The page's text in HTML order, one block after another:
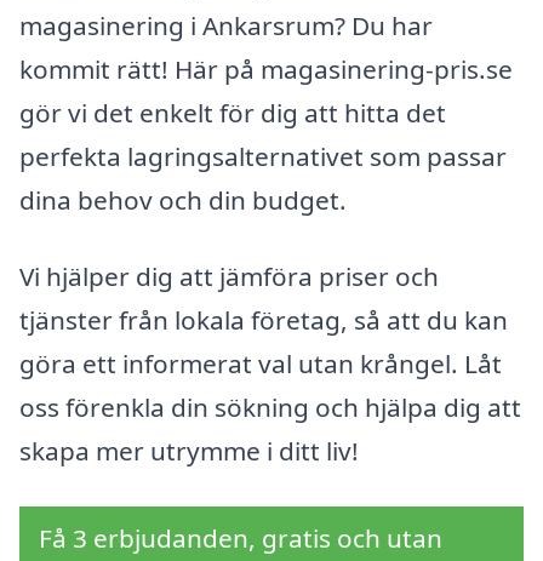
magasinering i Ankarsrum? Du har
kommit rätt! Här på magasinering-pris.se
gör vi det enkelt för dig att hitta det
perfekta lagringsalternativet som passar
dina behov och din budget.
Vi hjälper dig att jämföra priser och
tjänster från lokala företag, så att du kan
göra ett informerat val utan krångel. Låt
oss förenkla din sökning och hjälpa dig att
skapa mer utrymme i ditt liv!
Få 3 erbjudanden, gratis och utan